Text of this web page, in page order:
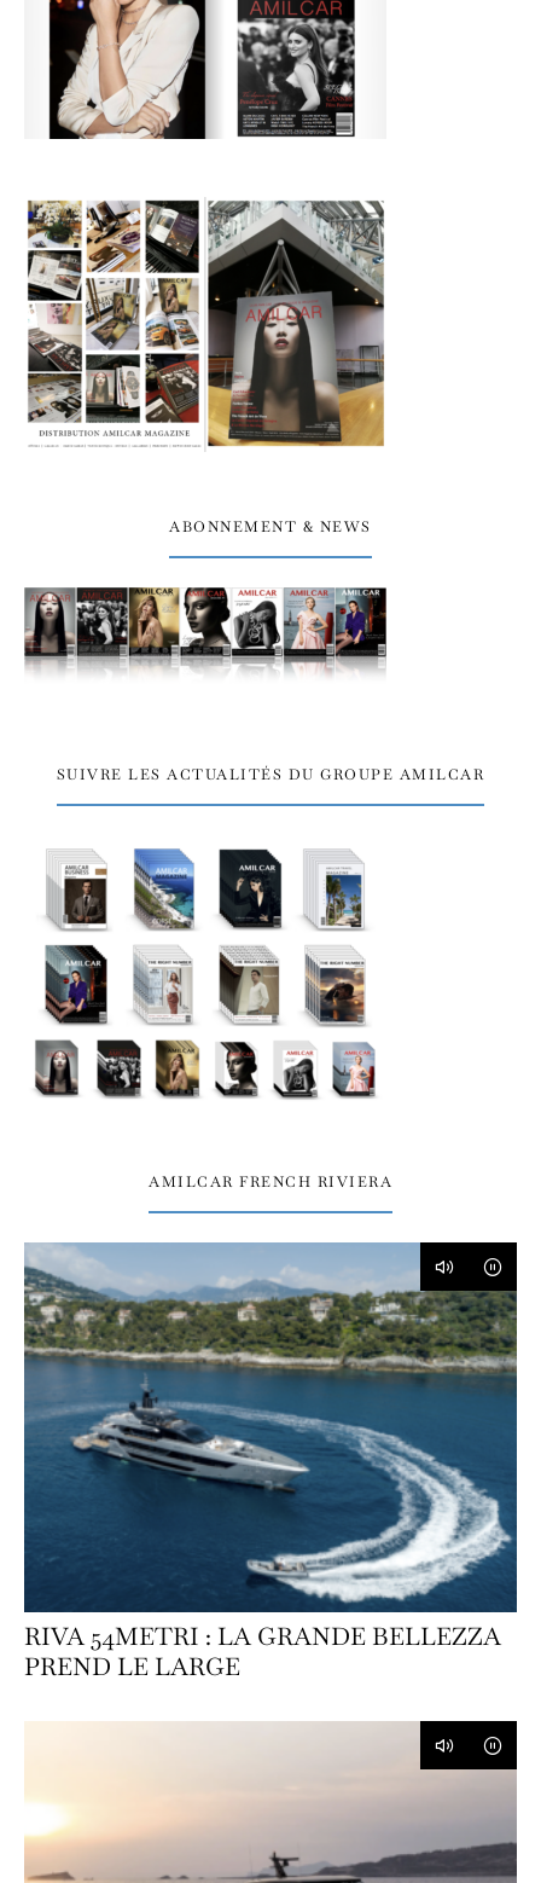
ABONNEMENT & NEWS
SUIVRE LES ACTUALITÉS DU GROUPE AMILCAR
AMILCAR FRENCH RIVIERA
RIVA 54METRI : LA GRANDE BELLEZZA
PREND LE LARGE